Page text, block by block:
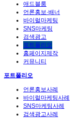
애드블룸
언론홍보·배너
바이럴마케팅
SNS마케팅
검색광고
포트폴리오
홈페이지제작
커뮤니티
포트폴리오
언론홍보사례
바이럴마케팅사례
SNS마케팅사례
검색광고사례